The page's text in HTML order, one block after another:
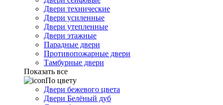
Двери технические
Двери усиленные
Двери утепленные
Двери этажные
Парадные двери
Противопожарные двери
Тамбурные двери
Показать все
По цвету
Двери бежевого цвета
Двери Белёный дуб